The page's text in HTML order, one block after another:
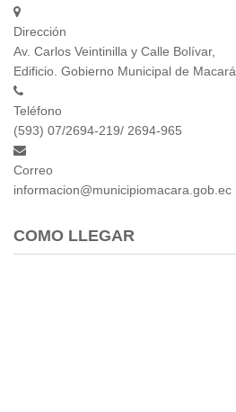
Dirección
Av. Carlos Veintinilla y Calle Bolívar,
Edificio. Gobierno Municipal de Macará
Teléfono
(593) 07/2694-219/ 2694-965
Correo
informacion@municipiomacara.gob.ec
COMO LLEGAR